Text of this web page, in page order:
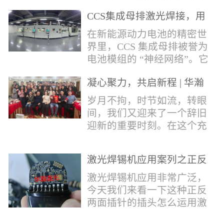
方位解决精密电子量产焊接
痛点。预制锡环焊接工艺预
制锡环焊接工艺，核心优势
明显：1.锡料定量可控：锡
环设备提前卷绕/挤压成型，
每一枚锡环锡含量标准化，
激光一次性熔融，焊点大
小、锡厚高度统一...
和，全员火力全开，全力奔
赴交付节点，用硬核产能响
应市场需求，用严苛品质回
馈每一份客户信任。市场认
的技术、高效智能的生产优
势与零缺陷的品控标准，我
们的CCS激光焊接机持续斩
获大量订单，近两月产能全
开、排期紧凑，生产线有序
整机调试、性能检测到成品
CCS集成母排激光焊接，用
微米级工艺守护新能源电池
生命线
在新能源动力电池的精密世
界里，CCS 集成母排被誉为
电池模组的 “神经网络”。它
电，更承载着电压、温度信
号的实时采集，是连接电芯
与BMS电池管理系统的关键
桥梁。而连接这一切的，正
领域十余载，没有华丽的措
辞，只有最朴实的工艺呈
现，为客户解决实实在在的
落地生产难题。决定电池安
全的“微米关卡”随着新能源
凝心聚力，共启新程 | 华瀚
激光年度盛典
岁月不拘，时节如流，转眼
间，我们又迎来了一个辞旧
迎新的重要时刻。在这个充
堂，共同回顾了过去一年的
奋斗与辉煌，分享了成功的
喜悦，并对新的一年充满了
无限憧憬。回望过去，铭记
激光焊锡机应用案列之正反
两面插针焊接
激光焊锡机应用非常广泛，
今天我们来看一下这种正反
两面插针的插头怎么运用激